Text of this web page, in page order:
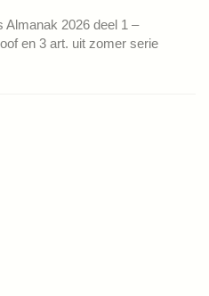
Almanak 2026 deel 1 –
en 3 art. uit zomer serie